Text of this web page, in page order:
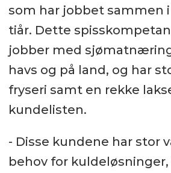
som har jobbet sammen
tiår. Dette
jobber med
havs og på land, og har
fryseri samt en rekke
kundelisten.
- Disse kundene har stor
behov for kuldeløsninger,